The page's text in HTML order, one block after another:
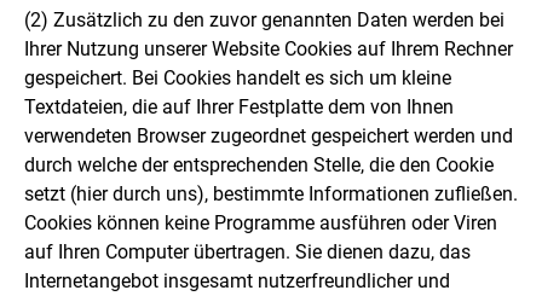
(2) Zusätzlich zu den zuvor genannten Daten werden bei
Ihrer Nutzung unserer Website Cookies auf Ihrem Rechner
gespeichert. Bei Cookies handelt es sich um kleine
Textdateien, die auf Ihrer Festplatte dem von Ihnen
verwendeten Browser zugeordnet gespeichert werden und
durch welche der entsprechenden Stelle, die den Cookie
setzt (hier durch uns), bestimmte Informationen zufließen.
Cookies können keine Programme ausführen oder Viren
auf Ihren Computer übertragen. Sie dienen dazu, das
Internetangebot insgesamt nutzerfreundlicher und